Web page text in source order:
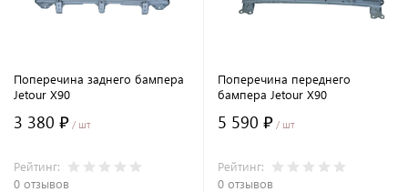
Поперечина заднего бампера
Jetour X90
3 380 ₽ / шт
Рейтинг:
0 отзывов
Поперечина переднего
бампера Jetour X90
5 590 ₽ / шт
Рейтинг:
0 отзывов